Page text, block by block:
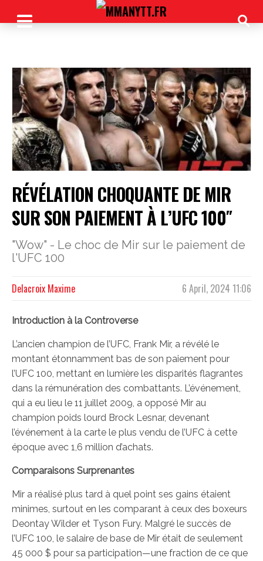
RÉVÉLATION CHOQUANTE DE MIR
SUR SON PAIEMENT À L’UFC 100″
"Wow" - Le choc de Mir sur le paiement de
l'UFC 100
6 April, 2024 11:06
Delacroix Maxime
Introduction à la Controverse
L’ancien champion de l’UFC, Frank Mir, a révélé le
montant étonnamment bas de son paiement pour
l’UFC 100, mettant en lumière les disparités flagrantes
dans la rémunération des combattants. L’événement,
qui a eu lieu le 11 juillet 2009, a opposé Mir au
champion poids lourd Brock Lesnar, devenant
l’événement à la carte le plus vendu de l’UFC à cette
époque avec 1,6 million d’achats.
Comparaisons Surprenantes
Mir a réalisé plus tard à quel point ses gains étaient
minimes, surtout en les comparant à ceux des boxeurs
Deontay Wilder et Tyson Fury. Malgré le succès de
l’UFC 100, le salaire de base de Mir était de seulement
45 000 $ pour sa participation—une fraction de ce que